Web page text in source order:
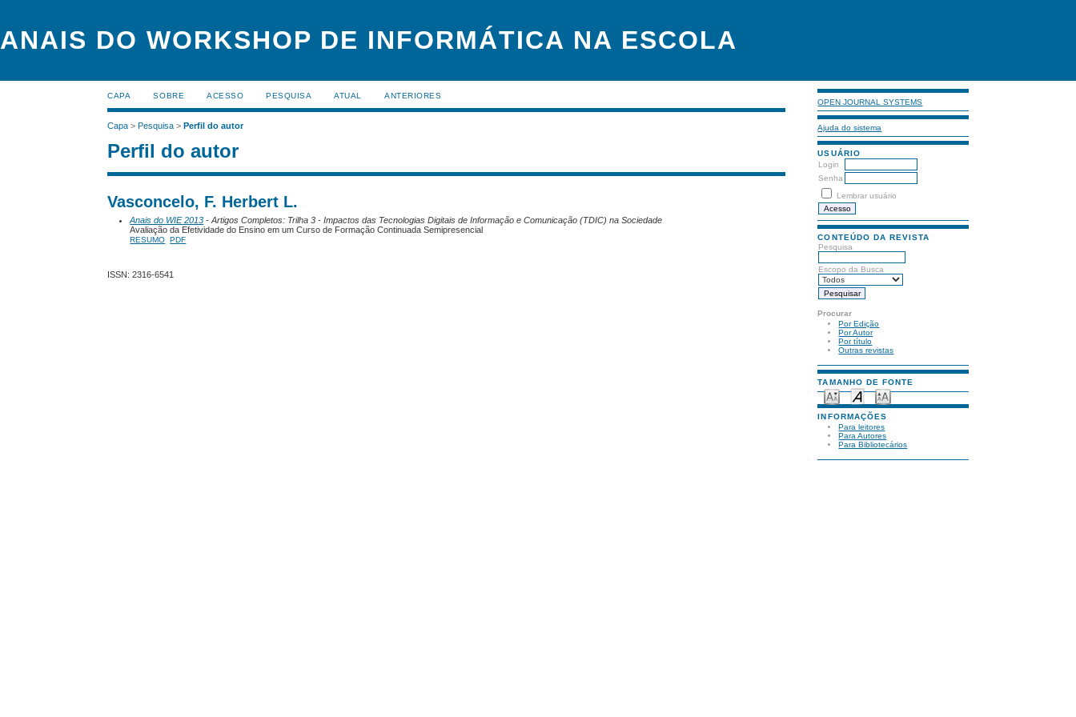
ANAIS DO WORKSHOP DE INFORMÁTICA NA ESCOLA
OPEN JOURNAL SYSTEMS
Ajuda do sistema
USUÁRIO
Login
Senha
Lembrar usuário
CONTEÚDO DA REVISTA
Pesquisa
Escopo da Busca
Procurar
Por Edição
Por Autor
Por título
Outras revistas
TAMANHO DE FONTE
INFORMAÇÕES
Para leitores
Para Autores
Para Bibliotecários
CAPA SOBRE ACESSO PESQUISA ATUAL ANTERIORES
Capa >Pesquisa >Perfil do autor
Perfil do autor
Vasconcelo, F. Herbert L.
Anais do WIE 2013 - Artigos Completos: Trilha 3 - Impactos das Tecnologias Digitais de Informação e Comunicação (TDIC) na Sociedade
Avaliação da Efetividade do Ensino em um Curso de Formação Continuada Semipresencial
RESUMO PDF
ISSN: 2316-6541